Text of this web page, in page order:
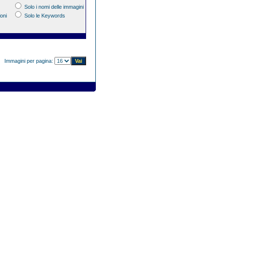
Solo i nomi delle immagini
Solo le Keywords
Immagini per pagina: